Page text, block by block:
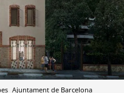
Ajuntament de Barcelona